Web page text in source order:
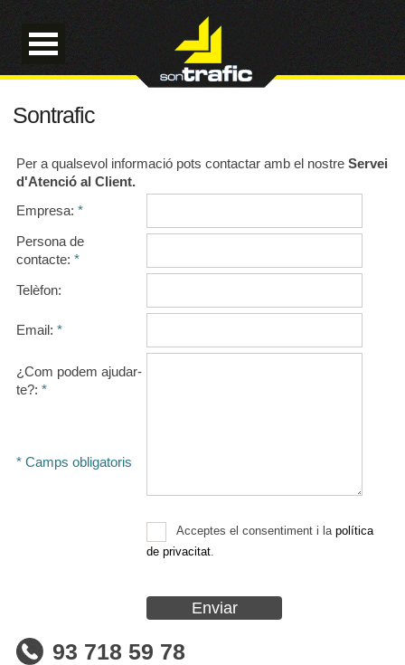
CAT ENG
Sontrafic
Per a qualsevol informació pots contactar amb el nostre Servei
d'Atenció al Client.
Empresa: *
Persona de
contacte: *
Telèfon:
Email: *
¿Com podem ajudar-
te?: *
* Camps obligatoris
Acceptes el consentiment i la política
de privacitat
93 718 59 78